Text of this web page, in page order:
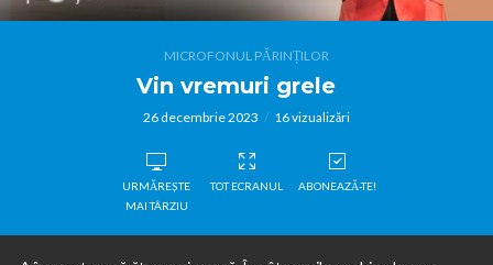
MICROFONUL PĂRINȚILOR
Vin vremuri grele
26 decembrie 2023 16 vizualizări
URMĂREȘTE
MAI TÂRZIU
TOT ECRANUL ABONEAZĂ-TE!